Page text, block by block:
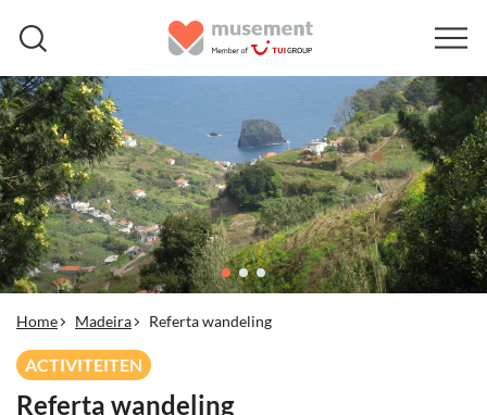
Home Madeira Referta wandeling
ACTIVITEITEN
Referta wandeling